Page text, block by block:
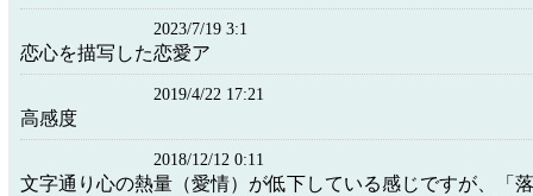
2023/7/19 3:1
恋心を描写した恋愛ア
2019/4/22 17:21
高感度
2018/12/12 0:11
文字通り心の熱量（愛情）が低下している感じですが、「